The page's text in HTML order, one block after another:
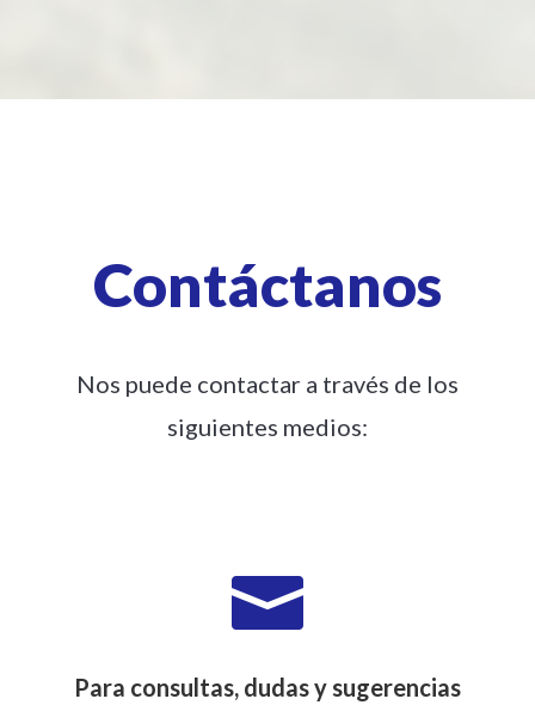
Contáctanos
Nos puede contactar a través de los
siguientes medios:

Para consultas, dudas y sugerencias